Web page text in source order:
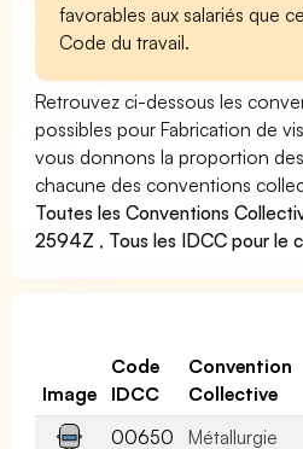
favorables aux salariés que
Code du travail.
Retrouvez ci-dessous les
possibles pour Fabrication de
vous donnons la proportion
chacune des conventions
Toutes les Conventions
2594Z , Tous les IDCC pour le
Image
Code
IDCC
Convention
Collective
00650
Métallurgie